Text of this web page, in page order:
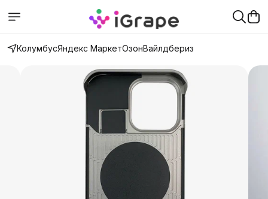
КолумбусЯндекс МаркетОзонВайлдбериз